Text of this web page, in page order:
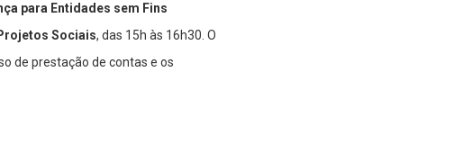
para Entidades sem Fins
Sociais, das 15h às 16h30. O
de prestação de contas e os